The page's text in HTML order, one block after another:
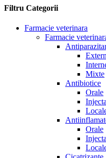
Filtru Categorii
Farmacie veterinara
Farmacie
Mixte
Antibiotice
Orale
Orale